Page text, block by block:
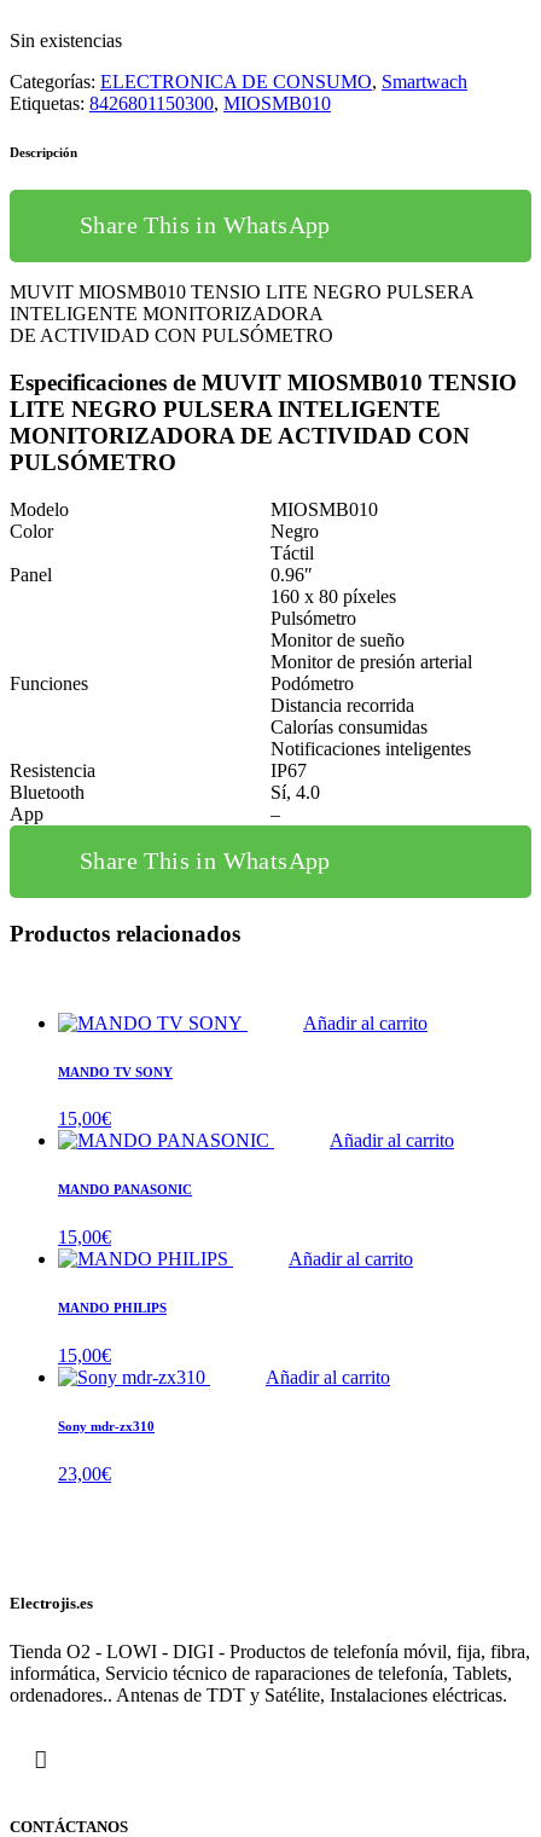
Sin existencias
Categorías: ELECTRONICA DE CONSUMO, Smartwach
Etiquetas: 8426801150300, MIOSMB010
Descripción
Share This in WhatsApp
MUVIT MIOSMB010 TENSIO LITE NEGRO PULSERA
INTELIGENTE MONITORIZADORA
DE ACTIVIDAD CON PULSÓMETRO
Especificaciones de MUVIT MIOSMB010 TENSIO
LITE NEGRO PULSERA INTELIGENTE
MONITORIZADORA DE ACTIVIDAD CON
PULSÓMETRO
Modelo
MIOSMB010
Color
Negro
Panel
Táctil
0.96″
160 x 80 píxeles
Funciones
Pulsómetro
Monitor de sueño
Monitor de presión arterial
Podómetro
Distancia recorrida
Calorías consumidas
Notificaciones inteligentes
Resistencia
IP67
Bluetooth
Sí, 4.0
App
–
Share This in WhatsApp
Productos relacionados
Añadir al carrito
MANDO TV SONY
15,00€
Añadir al carrito
MANDO PANASONIC
15,00€
Añadir al carrito
MANDO PHILIPS
15,00€
Añadir al carrito
Sony mdr-zx310
23,00€
Electrojis.es
Tienda O2 - LOWI - DIGI - Productos de telefonía móvil, fija, fibra,
informática, Servicio técnico de raparaciones de telefonía, Tablets,
ordenadores.. Antenas de TDT y Satélite, Instalaciones eléctricas.
CONTÁCTANOS